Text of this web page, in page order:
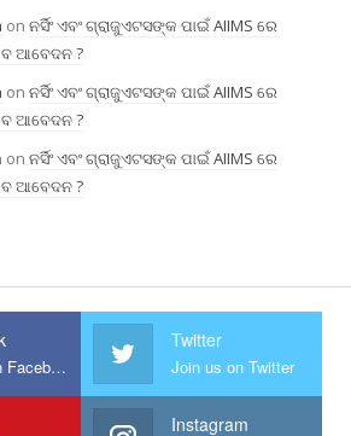
on ନର୍ସିଂ ଏବଂ ଗ୍ରାଜୁଏଟସଙ୍କ ପାଇଁ AIIMS ରେ
ଆବେଦନ ?
on ନର୍ସିଂ ଏବଂ ଗ୍ରାଜୁଏଟସଙ୍କ ପାଇଁ AIIMS ରେ
ଆବେଦନ ?
on ନର୍ସିଂ ଏବଂ ଗ୍ରାଜୁଏଟସଙ୍କ ପାଇଁ AIIMS ରେ
ଆବେଦନ ?
Join us on Facebook
Twitter
Join us on Twitter
Instagram